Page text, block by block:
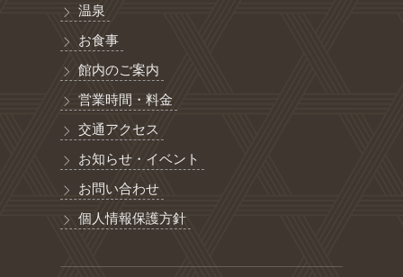
温泉
お食事
館内のご案内
営業時間・料金
交通アクセス
お知らせ・イベント
お問い合わせ
個人情報保護方針